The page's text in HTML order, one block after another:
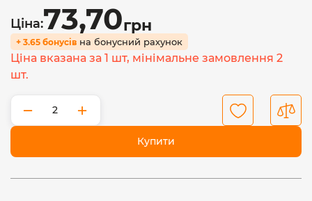
Ціна:73,70грн
+ 3.65 бонусів на бонусний рахунок
Ціна вказана за 1 шт, мінімальне замовлення 2
шт.
− +
Купити